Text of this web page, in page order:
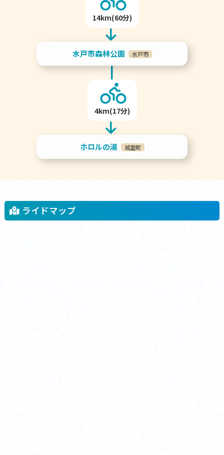
14km(60分)
水戸市森林公園 水戸市
4km(17分)
ホロルの湯 城里町
ライドマップ